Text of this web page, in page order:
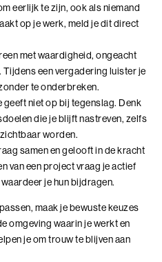
Technologie
relatie tot technologie, AI
in complexe
en technologie
aan de koers, inrichting
professionals die
die door
jouw organisatie
Driebergen
eerlijk te zijn, ook als niemand
op je werk, meld je dit direct
met waardigheid, ongeacht
een vergadering luister je
te onderbreken.
geeft niet op bij tegenslag. Denk
die je blijft nastreven, zelfs
worden.
samen en gelooft in de kracht
van een project vraag je actief
je hun bijdragen.
maak je bewuste keuzes
omgeving waarin je werkt en
je om trouw te blijven aan